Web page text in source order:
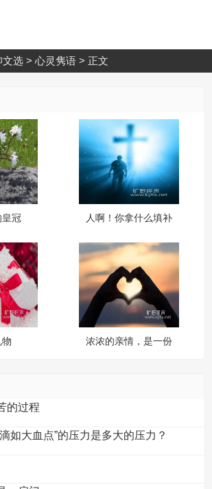
文选 > 心灵隽语 > 正文
皇冠
人啊！你拿什么填补
浓浓的亲情，是一份
的过程
如大血点”的压力是多大的压力？